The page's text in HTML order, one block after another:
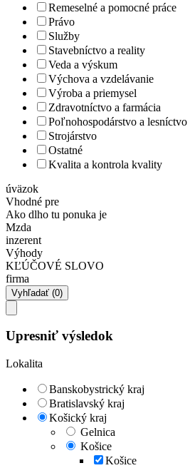
Remeselné a pomocné práce
Právo
Služby
Stavebníctvo a reality
Veda a výskum
Výchova a vzdelávanie
Výroba a priemysel
Zdravotníctvo a farmácia
Poľnohospodárstvo a lesníctvo
Strojárstvo
Ostatné
Kvalita a kontrola kvality
úväzok
Vhodné pre
Ako dlho tu ponuka je
Mzda
inzerent
Výhody
KĽÚČOVÉ SLOVO
firma
Upresniť výsledok
Lokalita
Banskobystrický kraj
Bratislavský kraj
Košický kraj
Gelnica
Košice
Košice